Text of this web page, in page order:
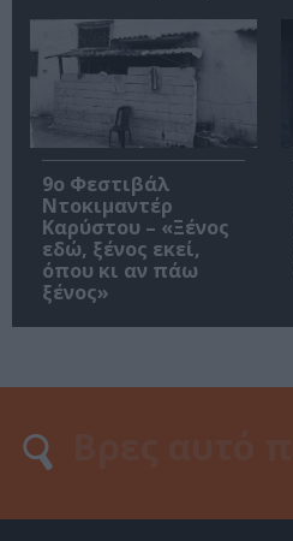
9ο Φεστιβάλ
Ντοκιμαντέρ
Καρύστου – «Ξένος
εδώ, ξένος εκεί,
όπου κι αν πάω
ξένος»